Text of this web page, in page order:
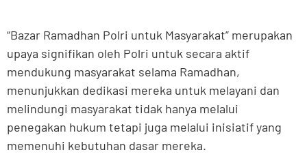
“Bazar Ramadhan Polri untuk Masyarakat” merupakan
upaya signifikan oleh Polri untuk secara aktif
mendukung masyarakat selama Ramadhan,
menunjukkan dedikasi mereka untuk melayani dan
melindungi masyarakat tidak hanya melalui
penegakan hukum tetapi juga melalui inisiatif yang
memenuhi kebutuhan dasar mereka.